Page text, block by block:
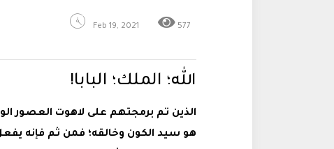
Feb 19, 2021 577
الله؛ الملك؛ البابا!
الذين تم برمجتهم على لاهوت العصور
هو سيد الكون وخالقه؛ فمن ثم فإنه